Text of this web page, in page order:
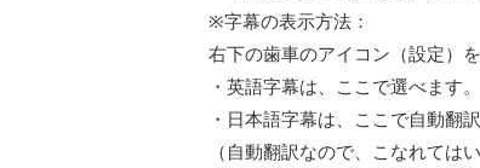
※字幕の表示方法：
右下の歯車のアイコン（設定）
・英語字幕は、ここで選べます。
・日本語字幕は、ここで自動翻
（自動翻訳なので、こなれては